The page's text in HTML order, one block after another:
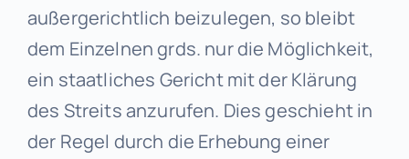
außergerichtlich beizulegen, so bleibt
dem Einzelnen grds. nur die Möglichkeit,
ein staatliches Gericht mit der Klärung
des Streits anzurufen. Dies geschieht in
der Regel durch die Erhebung einer